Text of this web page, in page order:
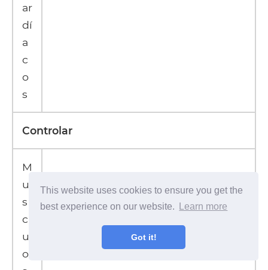
This website uses cookies to ensure you get the
best experience on our website.
Learn more
Got it!
ar
dí
a
c
o
s
Controlar
M
u
s
c
ul
o